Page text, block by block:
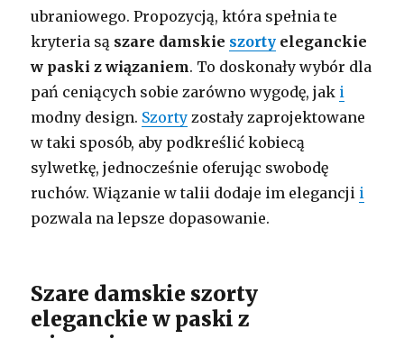
ubraniowego. Propozycją, która spełnia te
kryteria są szare damskie szorty eleganckie
w paski z wiązaniem. To doskonały wybór dla
pań ceniących sobie zarówno wygodę, jak i
modny design. Szorty zostały zaprojektowane
w taki sposób, aby podkreślić kobiecą
sylwetkę, jednocześnie oferując swobodę
ruchów. Wiązanie w talii dodaje im elegancji i
pozwala na lepsze dopasowanie.
Szare damskie szorty
eleganckie w paski z